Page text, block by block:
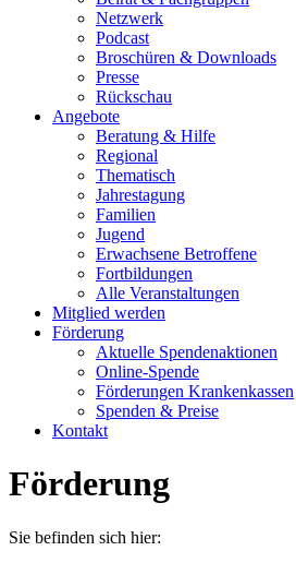
Netzwerk
Podcast
Broschüren & Downloads
Presse
Rückschau
Angebote
Beratung & Hilfe
Regional
Thematisch
Jahrestagung
Familien
Jugend
Erwachsene Betroffene
Fortbildungen
Alle Veranstaltungen
Mitglied werden
Förderung
Aktuelle Spendenaktionen
Online-Spende
Förderungen Krankenkassen
Spenden & Preise
Kontakt
Förderung
Sie befinden sich hier: